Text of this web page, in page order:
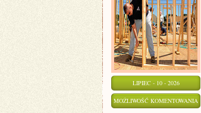
LIPIEC - 10 - 2026
MOŻLIWOŚĆ KOMENTOWANIA